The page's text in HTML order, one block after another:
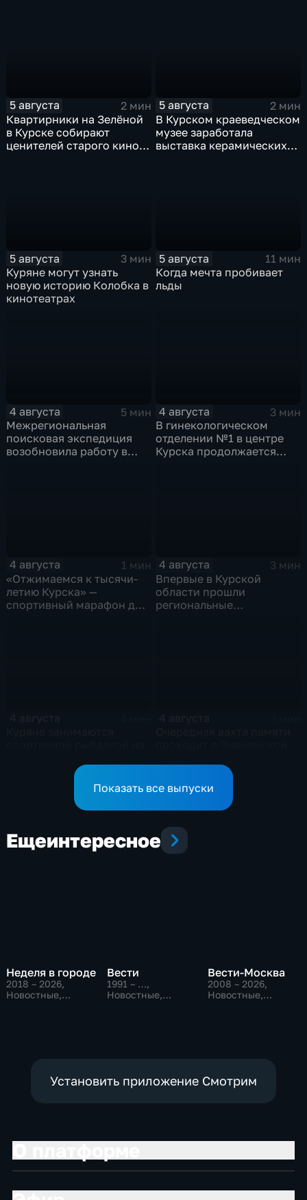
5 августа
2 мин
Квартирники на Зелёной
в Курске собирают
ценителей старого кино
5 августа
2 мин
В Курском краеведческом
музее заработала
выставка керамических
5 августа
3 мин
Куряне могут узнать
новую историю Колобка в
кинотеатрах
5 августа
11 мин
Когда мечта пробивает
льды
4 августа
5 мин
Межрегиональная
поисковая экспедиция
возобновила работу в
4 августа
3 мин
В гинекологическом
отделении №1 в центре
Курска продолжается
4 августа
1 мин
«Отжимаемся к тысячи-
летию Курска» —
спортивный марафон для
4 августа
3 мин
Впервые в Курской
области прошли
региональные
Показать все выпуски
Ещеинтересное
Неделя в городе
2018 – 2026,
Новостные,
Вести
1991 – …,
Новостные,
Вести-Москва
2008 – 2026,
Новостные,
Установить приложение Смотрим